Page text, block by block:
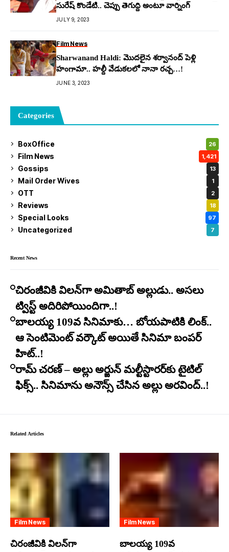
సురేష్ కొండేటి.. చెప్పు తెగుద్ది అంటూ వార్నింగ్
JULY 9, 2023
Film News
Sharwanand Haldi: మొద‌లైన శ‌ర్వానంద్ పెళ్లి
హంగామా.. హ‌ల్దీ వేడుక‌ల‌లో నానా ర‌చ్చ‌…!
JUNE 3, 2023
Categories
BoxOffice 26
Film News 1,421
Gossips 13
Mail Order Wives 1
OTT 2
Reviews 18
Special Looks 97
Uncategorized 7
Recent News
చిరంజీవికి విలన్‌గా అమితాబ్ అల్లుడు.. అసలు
ట్విస్ట్ అదిరిపోయిందిగా..!
బాలయ్య 109వ సినిమాకు… బోయపాటికి లింక్..
ఆ సెంటిమెంట్ వర్కౌట్ అయితే సినిమా బంపర్
హిట్..!
రామ్ చరణ్ – అల్లు అర్జున్ మల్టీస్టారర్​కు టైటిల్
ఫిక్స్.. సినిమాను అనౌన్స్ చేసిన అల్లు అరవింద్..!
Related Articles
Film News
చిరంజీవికి విలన్‌గా
Film News
బాలయ్య 109వ